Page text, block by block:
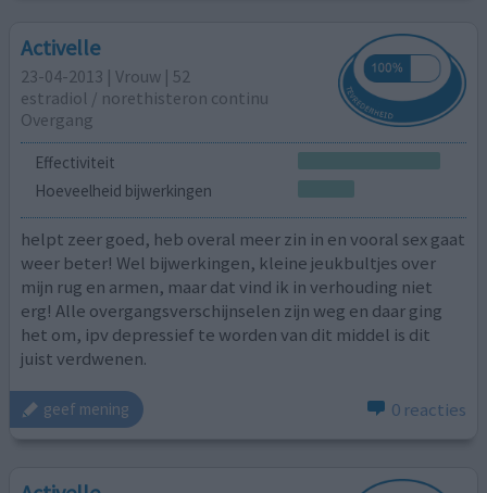
Activelle
23-04-2013 | Vrouw | 52
estradiol / norethisteron continu
Overgang
Effectiviteit
Hoeveelheid bijwerkingen
helpt zeer goed, heb overal meer zin in en vooral sex gaat
weer beter! Wel bijwerkingen, kleine jeukbultjes over
mijn rug en armen, maar dat vind ik in verhouding niet
erg! Alle overgangsverschijnselen zijn weg en daar ging
het om, ipv depressief te worden van dit middel is dit
juist verdwenen.
geef mening 0 reacties